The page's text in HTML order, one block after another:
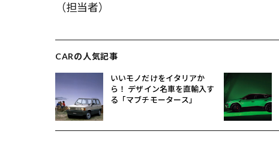
（担当者）
CARの人気記事
いいモノだけをイタリアか
ら！ デザイン名車を直輸入す
る「マブチモータース」